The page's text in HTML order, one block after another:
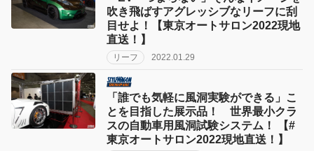
吹き飛ばすアグレッシブなリーフに刮
目せよ！【東京オートサロン2022現地
直送！】
リーフ 2022.01.29
「誰でも気軽に風洞実験ができる」こ
とを目指した展示品！ 世界最小クラ
スの自動車用風洞試験システム！ 【#
東京オートサロン2022現地直送！】